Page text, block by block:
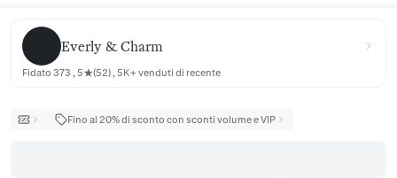
Everly & Charm
Everly & Charm
Fidato 373 , 5★(52) , 5K+ venduti di recente
Fino al 20% di sconto con sconti volume e VIP